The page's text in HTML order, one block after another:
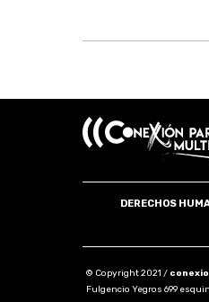
DERECHOS
© Copyright 2021 /
Fulgencio Yegros 699